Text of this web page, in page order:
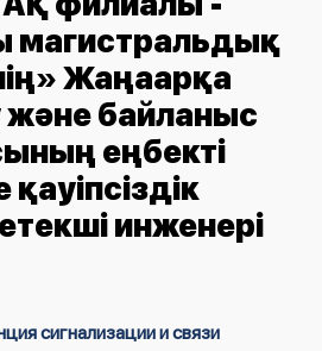
​​магистральдық
Жаңаарқа
және байланыс
еңбекті
инженері
сигнализации и связи